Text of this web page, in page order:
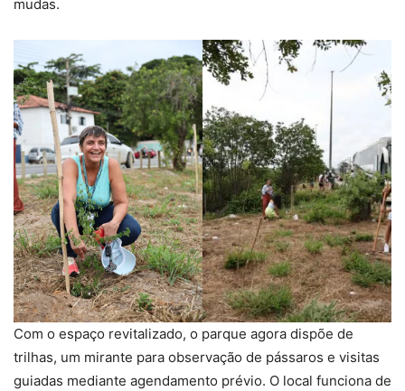
mudas.
Com o espaço revitalizado, o parque agora dispõe de
trilhas, um mirante para observação de pássaros e visitas
guiadas mediante agendamento prévio. O local funciona de